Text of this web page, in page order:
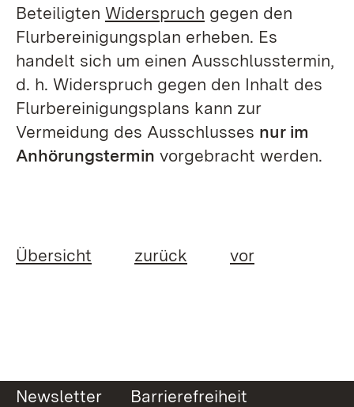
Beteiligten Widerspruch gegen den
Flurbereinigungsplan erheben. Es
handelt sich um einen Ausschlusstermin,
d. h. Widerspruch gegen den Inhalt des
Flurbereinigungsplans kann zur
Vermeidung des Ausschlusses nur im
Anhörungstermin vorgebracht werden.
Übersicht zurück vor
Newsletter
Barrierefreiheit